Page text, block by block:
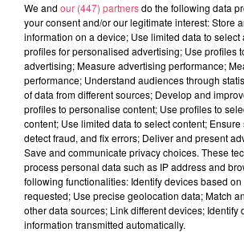
We and our (447) partnersdo the following data
your consent and/or our legitimate interest: Store
information on a device; Use limited data to
profiles for personalised advertising; Use profiles
advertising; Measure advertising performance;
performance; Understand audiences through
of data from different sources; Develop and
profiles to personalise content; Use profiles to
content; Use limited data to select content;
detect fraud, and fix errors; Deliver and present
Save and communicate privacy choices. These
process personal data such as IP address and
following functionalities: Identify devices based
requested; Use precise geolocation data; Match
other data sources; Link different devices; Identify
information transmitted automatically.